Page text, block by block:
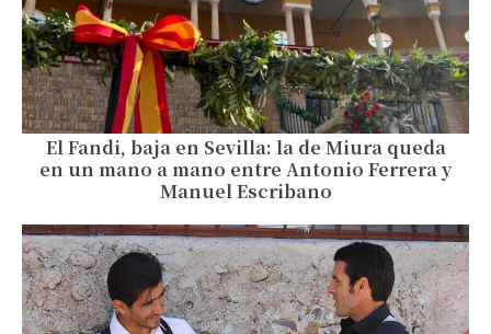
El Fandi, baja en Sevilla: la de Miura queda
en un mano a mano entre Antonio Ferrera y
Manuel Escribano